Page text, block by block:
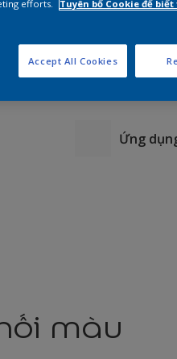
Ứng
màu
efforts.
Tuyên bố Cookie để
Accept All Cookies